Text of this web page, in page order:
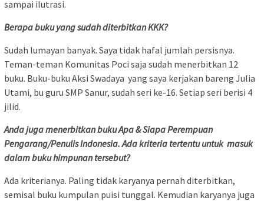
sampai ilutrasi.
Berapa buku yang sudah diterbitkan KKK?
Sudah lumayan banyak. Saya tidak hafal jumlah persisnya.
Teman-teman Komunitas Poci saja sudah menerbitkan 12
buku. Buku-buku Aksi Swadaya yang saya kerjakan bareng Julia
Utami, bu guru SMP Sanur, sudah seri ke-16. Setiap seri berisi 4
jilid.
Anda juga menerbitkan buku Apa & Siapa Perempuan
Pengarang/Penulis Indonesia. Ada kriteria tertentu untuk masuk
dalam buku himpunan tersebut?
Ada kriterianya. Paling tidak karyanya pernah diterbitkan,
semisal buku kumpulan puisi tunggal. Kemudian karyanya juga